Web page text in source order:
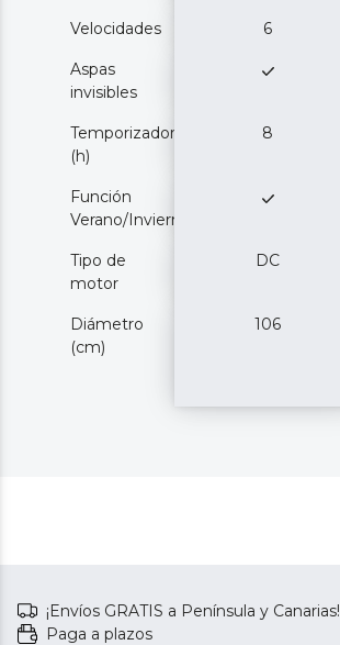
Velocidades 6
Aspas
invisibles
Temporizador
(h)
8
Función
Verano/Invierno
Tipo de
motor
DC
Diámetro
(cm)
106
¡Envíos GRATIS a Península y Canarias!
Paga a plazos